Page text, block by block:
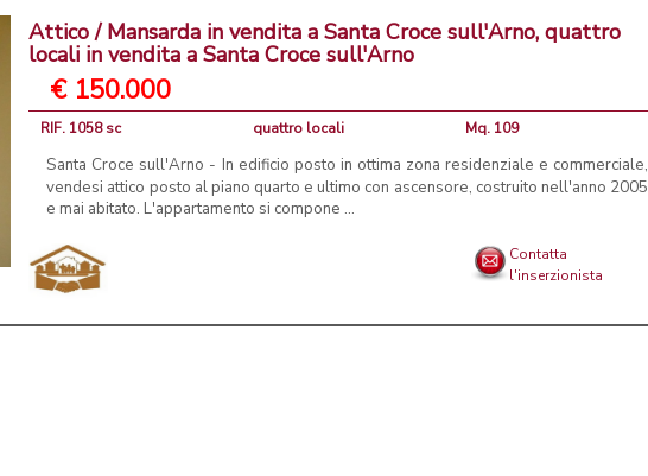
Attico / Mansarda in vendita a Santa Croce sull'Arno, quattro
locali in vendita a Santa Croce sull'Arno
€ 150.000
RIF. 1058 sc quattro locali Mq. 109
Santa Croce sull'Arno - In edificio posto in ottima zona residenziale e commerciale,
vendesi attico posto al piano quarto e ultimo con ascensore, costruito nell'anno 2005
e mai abitato. L'appartamento si compone ...
Contatta
l'inserzionista